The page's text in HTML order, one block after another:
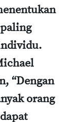
“Dengan
orang